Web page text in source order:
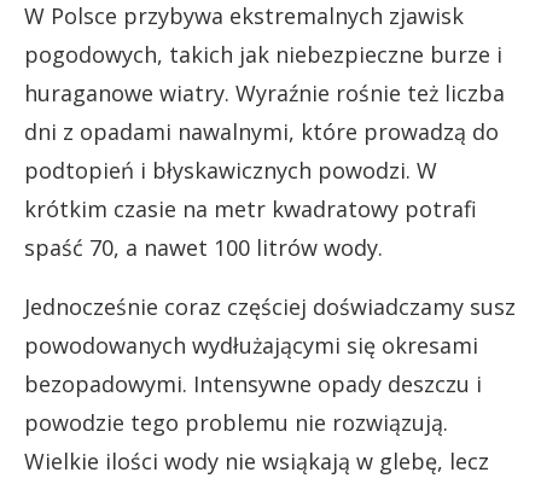
W Polsce przybywa ekstremalnych zjawisk
pogodowych, takich jak niebezpieczne burze i
huraganowe wiatry. Wyraźnie rośnie też liczba
dni z opadami nawalnymi, które prowadzą do
podtopień i błyskawicznych powodzi. W
krótkim czasie na metr kwadratowy potrafi
spaść 70, a nawet 100 litrów wody.
Jednocześnie coraz częściej doświadczamy susz
powodowanych wydłużającymi się okresami
bezopadowymi. Intensywne opady deszczu i
powodzie tego problemu nie rozwiązują.
Wielkie ilości wody nie wsiąkają w glebę, lecz